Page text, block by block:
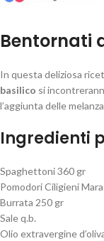
Bentornati
In questa deliziosa
basilico si
l’aggiunta delle
Ingredienti
Spaghettoni 360 gr
Pomodori Ciligieni
Burrata 250 gr
Sale q.b.
Olio extravergine